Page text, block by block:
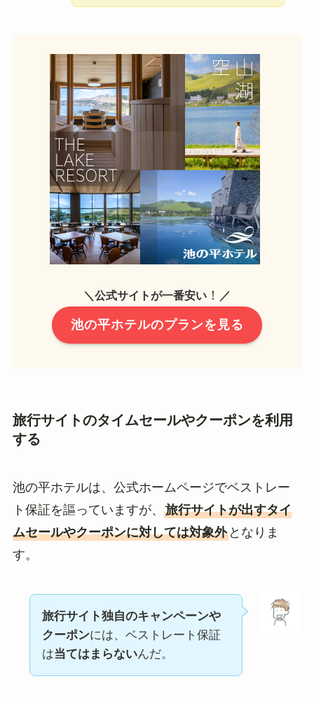
＼公式サイトが一番安い ！ ／
池の平ホテルのプランを見る
旅行サイトのタイムセールやクーポンを利用
する
池の平ホテルは、公式ホームページでベストレー
ト保証を謳っていますが、 旅行サイトが出すタイ
ムセールやクーポンに対しては対象外となりま
す。
旅行サイト独自のキャンペーンや
クーポンには、ベストレート保証
は当てはまらないんだ。